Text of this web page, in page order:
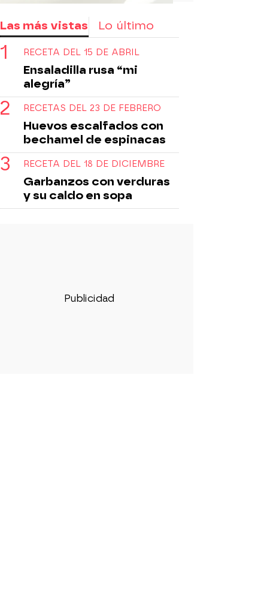
Las más vistas Lo último
RECETA DEL 15 DE ABRIL
Ensaladilla rusa “mi
alegría”
RECETAS DEL 23 DE FEBRERO
Huevos escalfados con
bechamel de espinacas
RECETA DEL 18 DE DICIEMBRE
Garbanzos con verduras
y su caldo en sopa